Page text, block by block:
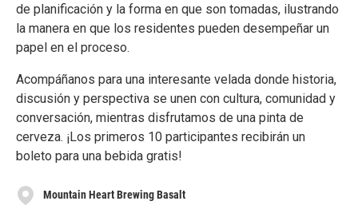
de planificación y la forma en que son tomadas, ilustrando
la manera en que los residentes pueden desempeñar un
papel en el proceso.
Acompáñanos para una interesante velada donde historia,
discusión y perspectiva se unen con cultura, comunidad y
conversación, mientras disfrutamos de una pinta de
cerveza. ¡Los primeros 10 participantes recibirán un
boleto para una bebida gratis!
Mountain Heart Brewing Basalt